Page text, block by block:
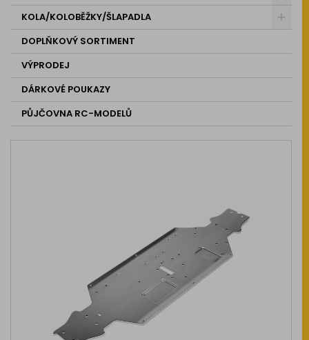
KOLA/KOLOBĚŽKY/ŠLAPADLA
DOPLŇKOVÝ SORTIMENT
VÝPRODEJ
DÁRKOVÉ POUKAZY
PŮJČOVNA RC-MODELŮ